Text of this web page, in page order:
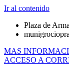
Ir al contenido
Plaza de
MAS
ACCESO A